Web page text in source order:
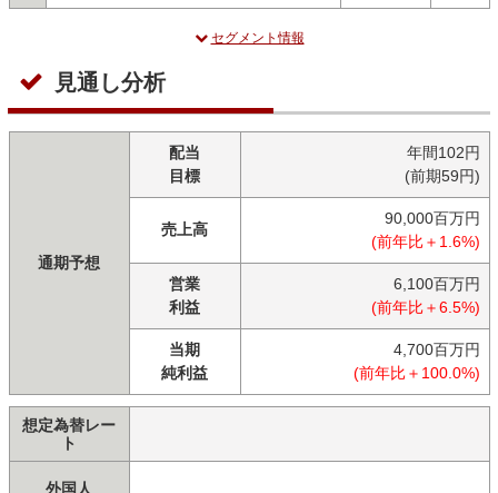
セグメント情報
見通し分析
通期予想
配当
目標
年間102円
(前期59円)
売上高
90,000百万円
(前年比＋1.6%)
営業
利益
6,100百万円
(前年比＋6.5%)
当期
純利益
4,700百万円
(前年比＋100.0%)
想定為替レー
ト
外国人